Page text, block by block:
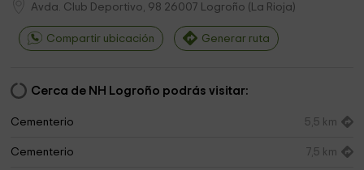
Avda. Club Deportivo, 98 26007 Logroño ( La Rioja)
Compartir ubicación Generar ruta
Cerca de NH Logroño podrás visitar:
Cementerio 5,5 km
Cementerio 7,5 km